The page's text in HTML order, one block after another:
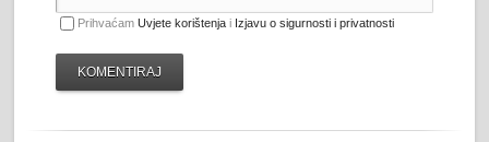
PrihvaćamUvjete korištenja i Izjavu o sigurnosti i privatnosti
KOMENTIRAJ